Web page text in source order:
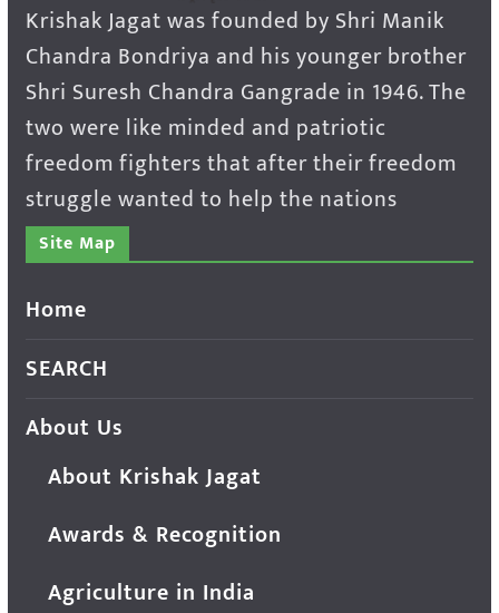
Krishak Jagat was founded by Shri Manik
Chandra Bondriya and his younger brother
Shri Suresh Chandra Gangrade in 1946. The
two were like minded and patriotic
freedom fighters that after their freedom
struggle wanted to help the nations
Site Map
Home
SEARCH
About Us
About Krishak Jagat
Awards & Recognition
Agriculture in India